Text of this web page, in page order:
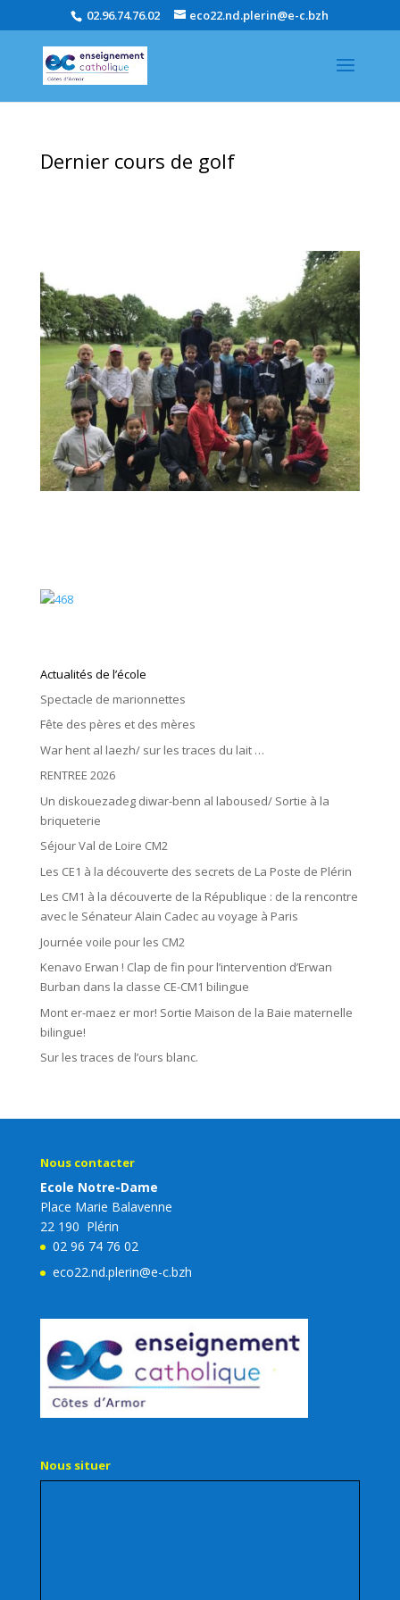
02.96.74.76.02 eco22.nd.plerin@e-c.bzh
Dernier cours de golf
Actualités de l’école
Spectacle de marionnettes
Fête des pères et des mères
War hent al laezh/ sur les traces du lait …
RENTREE 2026
Un diskouezadeg diwar-benn al laboused/ Sortie à la
briqueterie
Séjour Val de Loire CM2
Les CE1 à la découverte des secrets de La Poste de Plérin
Les CM1 à la découverte de la République : de la rencontre
avec le Sénateur Alain Cadec au voyage à Paris
Journée voile pour les CM2
Kenavo Erwan ! Clap de fin pour l’intervention d’Erwan
Burban dans la classe CE-CM1 bilingue
Mont er-maez er mor! Sortie Maison de la Baie maternelle
bilingue!
Sur les traces de l’ours blanc.
Nous contacter
Ecole Notre-Dame
Place Marie Balavenne
22 190 Plérin
02 96 74 76 02
eco22.nd.plerin@e-c.bzh
Nous situer